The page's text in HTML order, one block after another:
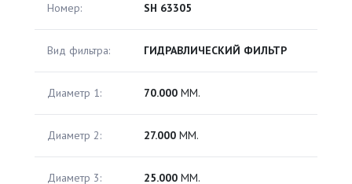
Номер: SH 63305
Вид фильтра: ГИДРАВЛИЧЕСКИЙ ФИЛЬТР
Диаметр 1: 70.000 ММ.
Диаметр 2: 27.000 ММ.
Диаметр 3: 25.000 ММ.